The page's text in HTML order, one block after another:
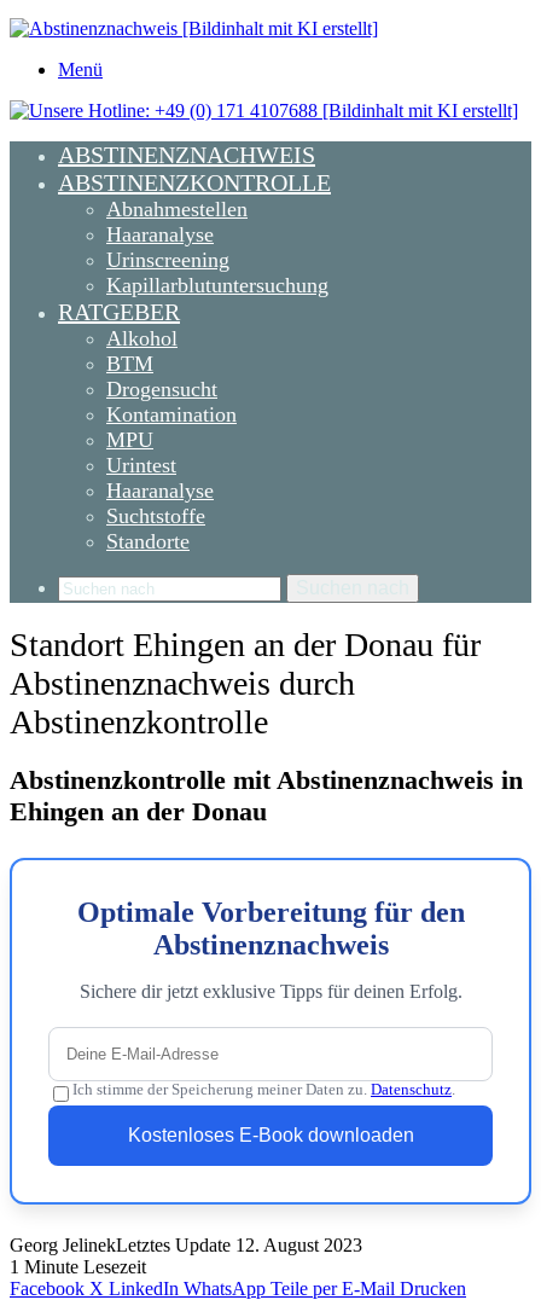
Menü
ABSTINENZNACHWEIS
ABSTINENZKONTROLLE
Abnahmestellen
Haaranalyse
Urinscreening
Kapillarblutuntersuchung
RATGEBER
Alkohol
BTM
Drogensucht
Kontamination
MPU
Urintest
Haaranalyse
Suchtstoffe
Standorte
Standort Ehingen an der Donau für
Abstinenznachweis durch
Abstinenzkontrolle
Abstinenzkontrolle mit Abstinenznachweis in
Ehingen an der Donau
Optimale Vorbereitung für den
Abstinenznachweis
Sichere dir jetzt exklusive Tipps für deinen Erfolg.
Ich stimme der Speicherung meiner Daten zu. Datenschutz
Kostenloses E-Book downloaden
Georg JelinekLetztes Update 12. August 2023
1 Minute Lesezeit
Facebook X LinkedIn WhatsApp Teile per E-Mail Drucken